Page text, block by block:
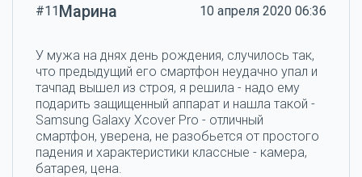
#11Марина 10 апреля 2020 06:36
У мужа на днях день рождения, случилось так,
что предыдущий его смартфон неудачно упал и
тачпад вышел из строя, я решила - надо ему
подарить защищенный аппарат и нашла такой -
Samsung Galaxy Xcover Pro - отличный
смартфон, уверена, не разобьется от простого
падения и характеристики классные - камера,
батарея, цена.